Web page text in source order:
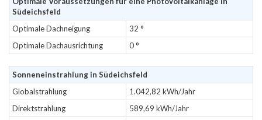
Südeichsfeld
Optimale Dachneigung
32 °
Optimale Dachausrichtung
0 °
Sonneneinstrahlung in Südeichsfeld
Globalstrahlung
1.042,82 kWh/Jahr
Direktstrahlung
589,69 kWh/Jahr